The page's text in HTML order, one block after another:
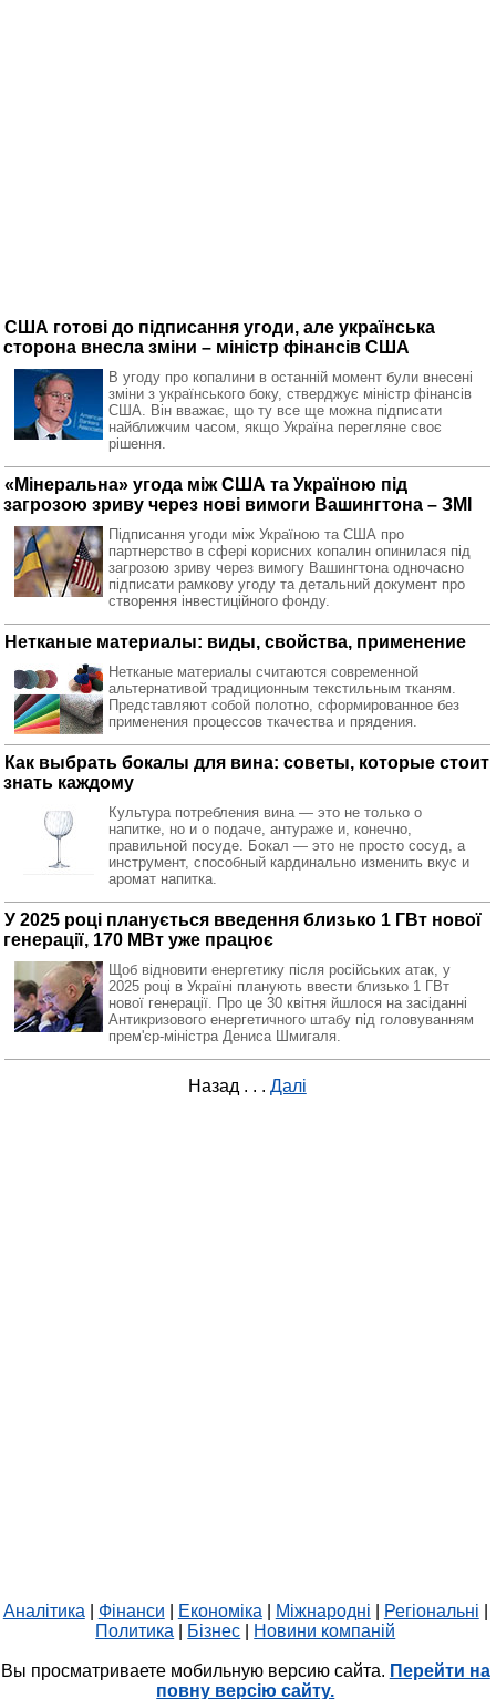
США готові до підписання угоди, але українська
сторона внесла зміни – міністр фінансів США
В угоду про копалини в останній момент були внесені
зміни з українського боку, стверджує міністр фінансів
США. Він вважає, що ту все ще можна підписати
найближчим часом, якщо Україна перегляне своє
рішення.
«Мінеральна» угода між США та Україною під
загрозою зриву через нові вимоги Вашингтона – ЗМІ
Підписання угоди між Україною та США про
партнерство в сфері корисних копалин опинилася під
загрозою зриву через вимогу Вашингтона одночасно
підписати рамкову угоду та детальний документ про
створення інвестиційного фонду.
Нетканые материалы: виды, свойства, применение
Нетканые материалы считаются современной
альтернативой традиционным текстильным тканям.
Представляют собой полотно, сформированное без
применения процессов ткачества и прядения.
Как выбрать бокалы для вина: советы, которые стоит
знать каждому
Культура потребления вина — это не только о
напитке, но и о подаче, антураже и, конечно,
правильной посуде. Бокал — это не просто сосуд, а
инструмент, способный кардинально изменить вкус и
аромат напитка.
У 2025 році планується введення близько 1 ГВт нової
генерації, 170 МВт уже працює
Щоб відновити енергетику після російських атак, у
2025 році в Україні планують ввести близько 1 ГВт
нової генерації. Про це 30 квітня йшлося на засіданні
Антикризового енергетичного штабу під головуванням
прем'єр-міністра Дениса Шмигаля.
Назад . . . Далі
Аналітика Фінанси Економіка Міжнародні Регіональні
Политика
Бізнес Новини компаній
Вы просматриваете мобильную версию сайта. Перейти на
повну версію сайту.